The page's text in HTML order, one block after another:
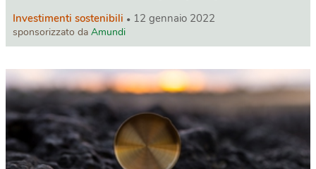
Investimenti sostenibili 12 gennaio 2022
sponsorizzato da Amundi